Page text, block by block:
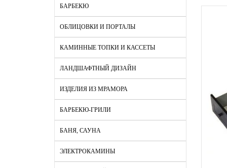
БАРБЕКЮ
ОБЛИЦОВКИ И ПОРТАЛЫ
КАМИННЫЕ ТОПКИ И КАССЕТЫ
ЛАНДШАФТНЫЙ ДИЗАЙН
ИЗДЕЛИЯ ИЗ МРАМОРА
БАРБЕКЮ-ГРИЛИ
БАНЯ, САУНА
ЭЛЕКТРОКАМИНЫ